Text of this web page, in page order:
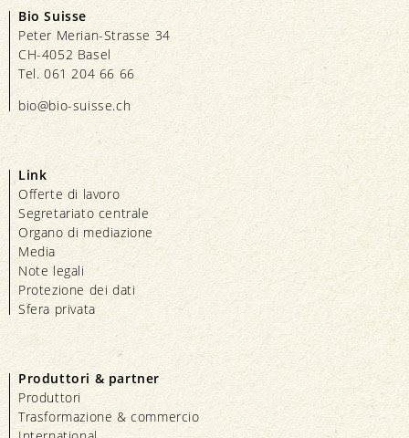
Bio Suisse
Peter Merian-Strasse 34
CH-4052 Basel
Tel. 061 204 66 66
bio@bio-suisse.ch
Link
Offerte di lavoro
Segretariato centrale
Organo di mediazione
Media
Note legali
Protezione dei dati
Sfera privata
Produttori & partner
Produttori
Trasformazione & commercio